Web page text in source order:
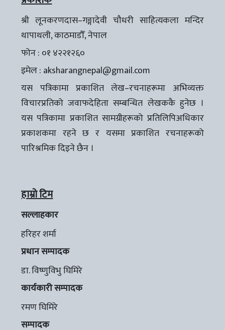
श्री लूनकरणदास–गङ्गादेवी चौधरी साहित्यकला मन्दिर
थापाथली, काठमाडौँ, नेपाल
फोन : ०१ ४२२१२६०
इमेल : aksharangnepal@gmail.com
यस पत्रिकामा प्रकाशित लेख–रचनाहरूमा अभिव्यक्त
विचारप्रतिको जवाफदेहिता सम्बन्धित लेखककै हुनेछ ।
यस पत्रिकामा प्रकाशित सामग्रीहरूको प्रतिलिपिअधिकार
प्रकाशकमा रहने छ र यसमा प्रकाशित रचनाहरूको
पारिश्रमिक दिइने छैन ।
हाम्रो टिम
सल्लाहकार
हरिहर शर्मा
प्रधान सम्पादक
डा. विष्णुविभु घिमिरे
कार्यकारी सम्पादक
रमण घिमिरे
सम्पादक